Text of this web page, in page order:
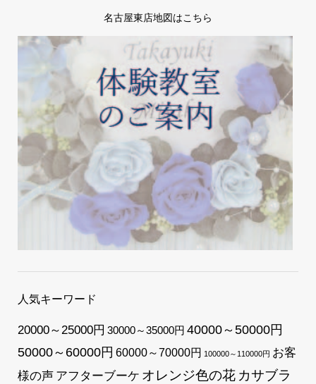
名古屋東店地図はこちら
人気キーワード
20000～25000円 30000～35000円 40000～50000円
50000～60000円 60000～70000円 100000～110000円 お客
様の声 アフターブーケ オレンジ色の花 カサブラ